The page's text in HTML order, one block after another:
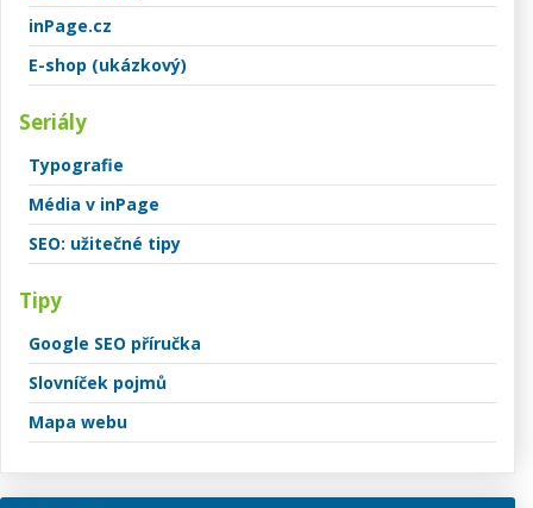
inPage.cz
E-shop (ukázkový)
Seriály
Typografie
Média v inPage
SEO: užitečné tipy
Tipy
Google SEO příručka
Slovníček pojmů
Mapa webu